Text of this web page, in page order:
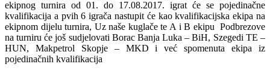
ekipnog turnira od 01. do 17.08.2017. igrat će se pojedinačne
kvalifikacija a pvih 6 igrača nastupit će kao kvalifikacijska ekipa na
ekipnom dijelu turnira, Uz naše kuglače te A i B ekipu Podbrezove
na turniru će još sudjelovati Borac Banja Luka – BiH, Szegedi TE –
HUN, Makpetrol Skopje – MKD i već spomenuta ekipa iz
pojedinačnih kvalifikacija